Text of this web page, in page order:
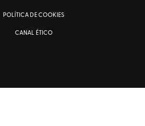
POLÍTICA DE COOKIES
CANAL ÉTICO